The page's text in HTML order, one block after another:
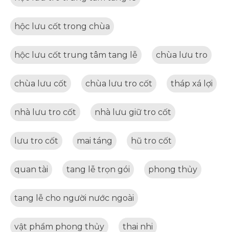
hộc lưu cốt trong chùa
hộc lưu cốt trung tâm tang lễ chùa lưu tro
chùa lưu cốt chùa lưu tro cốt tháp xá lợi
nhà lưu tro cốt nhà lưu giữ tro cốt
lưu tro cốt mai táng hũ tro cốt
quan tài tang lễ trọn gói phong thủy
tang lễ cho người nước ngoài
vật phẩm phong thủy thai nhi